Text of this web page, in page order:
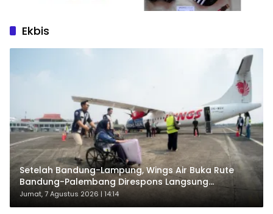
Ekbis
Setelah Bandung-Lampung, Wings Air Buka Rute
Bandung-Palembang Direspons Langsung
Penumpang
Jumat, 7 Agustus 2026 | 14:14